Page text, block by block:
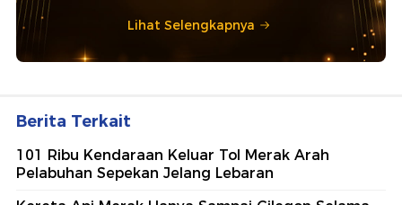
Lihat Selengkapnya
Berita Terkait
101 Ribu Kendaraan Keluar Tol Merak Arah
Pelabuhan Sepekan Jelang Lebaran